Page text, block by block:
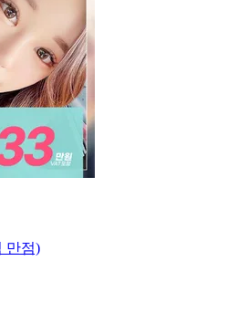
원
만점)
품정량 언박싱!
만점)